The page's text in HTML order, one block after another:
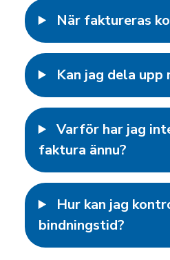
När faktureras
Kan jag dela upp
Varför har jag
faktura ännu?
Hur kan jag
bindningstid?